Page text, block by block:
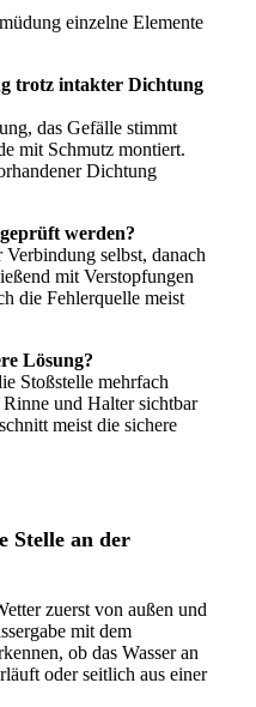
einzelne Elemente
trotz intakter Dichtung
das Gefälle stimmt
mit Schmutz montiert.
Dichtung
werden?
selbst, danach
mit Verstopfungen
die Fehlerquelle meist
Lösung?
Stoßstelle mehrfach
und Halter sichtbar
meist die sichere
Stelle an der
zuerst von außen und
mit dem
ob das Wasser an
oder seitlich aus einer